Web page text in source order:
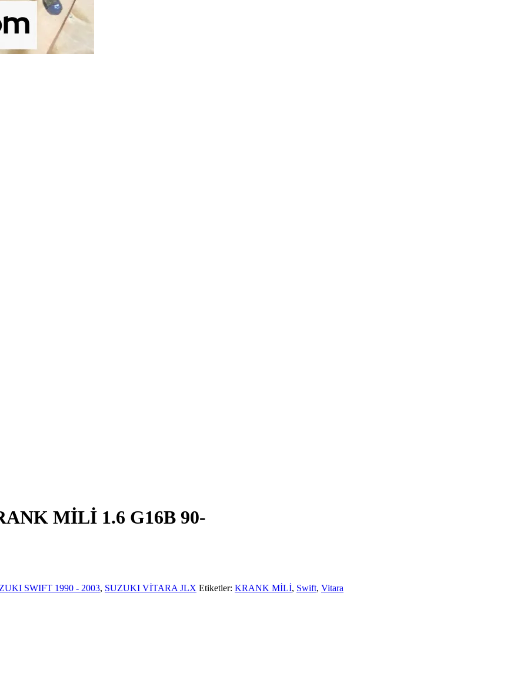
MİLİ 1.6 G16B 90-
SWIFT 1990 - 2003, SUZUKI VİTARA JLX Etiketler: KRANK MİLİ, Swift, Vitara